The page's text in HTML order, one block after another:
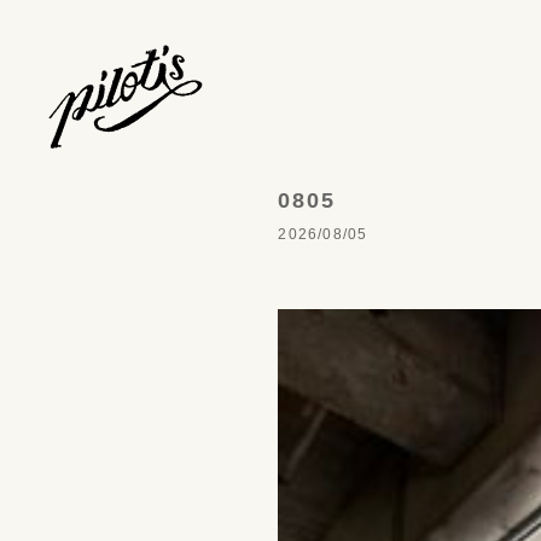
0805
2026/08/05